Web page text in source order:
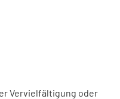
Vervielfältigung oder